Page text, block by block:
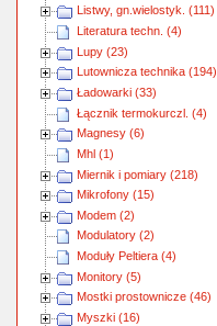
Listwy, gn.wielostyk. (111)
Literatura techn. (4)
Lupy (23)
Lutownicza technika (194)
Ładowarki (33)
Łącznik termokurczl. (4)
Magnesy (6)
Mhl (1)
Miernik i pomiary (218)
Mikrofony (15)
Modem (2)
Modulatory (2)
Moduły Peltiera (4)
Monitory (5)
Mostki prostownicze (46)
Myszki (16)